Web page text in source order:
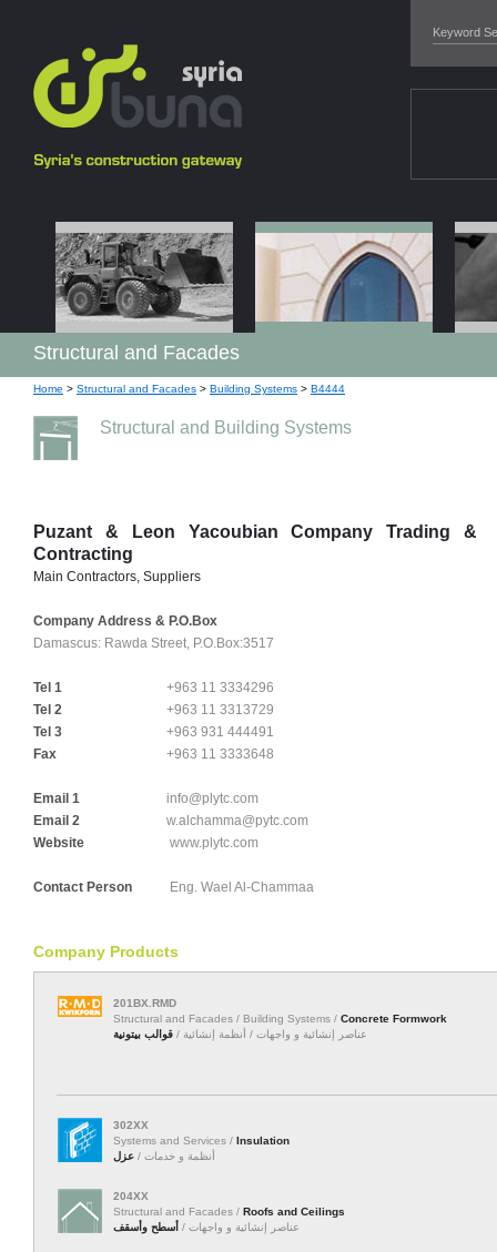
Structural and Facades
Home > Structural and Facades > Building Systems > B4444
Structural and Building Systems
Puzant & Leon Yacoubian Company Trading &
Contracting
Main Contractors, Suppliers
Company Address & P.O.Box
Damascus: Rawda Street, P.O.Box:3517
Tel 1
+963 11 3334296
Tel 2
+963 11 3313729
Tel 3
+963 931 444491
Fax
+963 11 3333648
Email 1
info@plytc.com
Email 2
w.alchamma@pytc.com
Website
www.plytc.com
Contact Person Eng. Wael Al-Chammaa
Company Products
201BX.RMD
Structural and Facades / Building Systems / Concrete Formwork
عناصر إنشائية و واجهات / أنظمة إنشائية / قوالب بيتونية
302XX
Systems and Services / Insulation
أنظمة و خدمات / عزل
204XX
Structural and Facades / Roofs and Ceilings
عناصر إنشائية و واجهات / أسطح وأسقف